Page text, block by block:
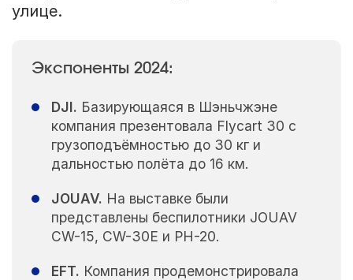
улице.
Экспоненты 2024:
DJI. Базирующаяся в Шэньчжэне
компания презентовала Flycart 30 с
грузоподъёмностью до 30 кг и
дальностью полёта до 16 км.
JOUAV. На выставке были
представлены беспилотники JOUAV
CW-15, CW-30E и PH-20.
EFT. Компания продемонстрировала